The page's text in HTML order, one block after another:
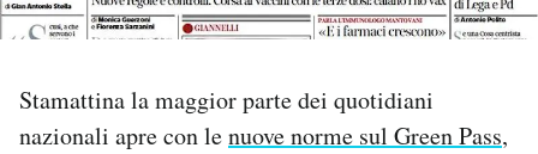
SHOP
Stamattina la maggior parte dei quotidiani
nazionali apre con lenuove norme sul Green Pass,